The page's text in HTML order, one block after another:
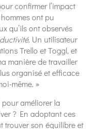
confirmer l’impact
ont pu
qu’ils ont observés
. Un utilisateur
Trello et Toggl, et
manière de travailler
organisé et efficace
même. »
pour améliorer la
? En adoptant ces
trouver son équilibre et